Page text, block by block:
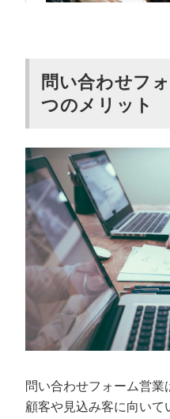
問い合わせフ
つのメリット
問い合わせフォーム営業
顧客や見込み客に向い